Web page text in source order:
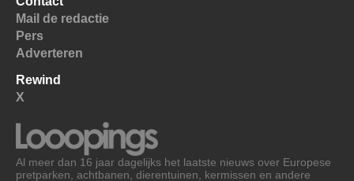
Mail de redactie
Pers
Adverteren
Rewind
X
Al meer dan 16 jaar dagelijks het laatste nieuws over Europese
pretparken, achtbanen, dierentuinen, kermissen en andere